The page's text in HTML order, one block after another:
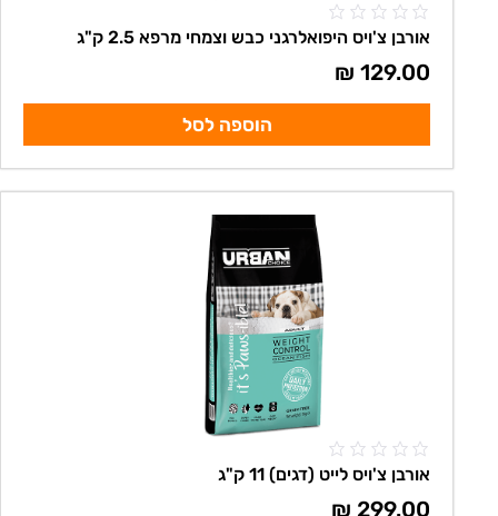
אורבן צ'ויס היפואלרגני כבש וצמחי מרפא 2.5 ק"ג
129.00
₪
הוספה לסל
אורבן צ'ויס לייט (דגים) 11 ק"ג
299.00
₪